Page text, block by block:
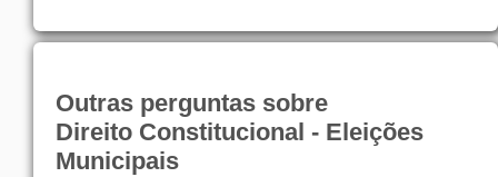
Outras perguntas sobre
Direito Constitucional - Eleições
Municipais